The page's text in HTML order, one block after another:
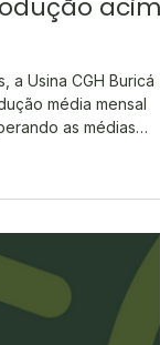
com
Usina CGH Buricá
as médias
nosso compromisso
reforça
contínuo na
das operações da
de qualidade aos
a Certhil